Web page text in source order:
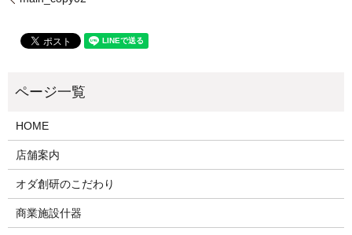
HOME
店舗案内
オダ創研のこだわり
商業施設什器